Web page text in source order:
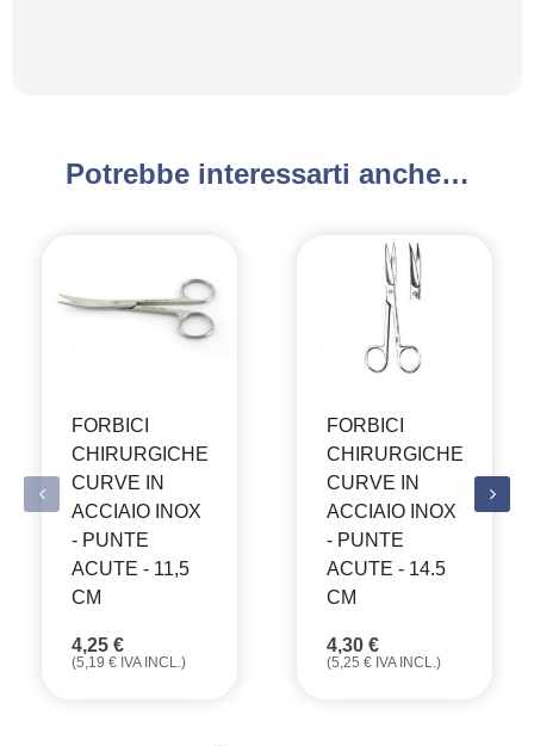
Potrebbe interessarti anche…
FORBICI
CHIRURGICHE
CURVE IN
ACCIAIO INOX
- PUNTE
ACUTE - 11,5
CM
4,25 €
(5,19 € IVA INCL.)
FORBICI
CHIRURGICHE
CURVE IN
ACCIAIO INOX
- PUNTE
ACUTE - 14.5
CM
4,30 €
(5,25 € IVA INCL.)